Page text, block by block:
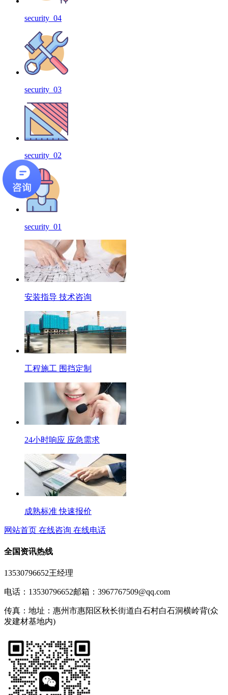
security_04
security_03
security_02
security_01
安装指导 技术咨询
工程施工 围挡定制
24小时响应 应急需求
成熟标准 快速报价
网站首页 在线咨询 在线电话
全国资讯热线
13530796652王经理
电话：13530796652邮箱：3967767509@qq.com
传真： 地址：惠州市惠阳区秋长街道白石村白石洞横岭背(众
发建材基地内)